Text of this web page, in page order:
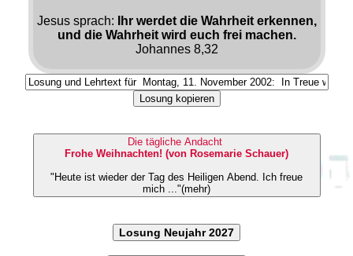
Jesus sprach:
Ihr werdet die Wahrheit erkennen,
und die Wahrheit wird euch frei machen.
Johannes 8,32
Losung kopieren
Die tägliche Andacht
Frohe Weihnachten! (von Rosemarie Schauer)
"Heute ist wieder der Tag des Heiligen Abend. Ich freue
mich ..."(mehr)
Losung Neujahr 2027